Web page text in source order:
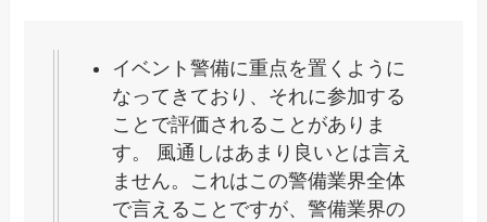
イベント警備に重点を置くように
なってきており、それに参加する
ことで評価されることがありま
す。 風通しはあまり良いとは言え
ません。これはこの警備業界全体
で言えることですが、警備業界の